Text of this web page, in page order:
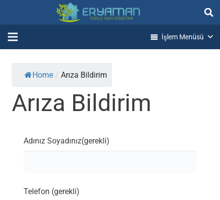
İşlem Menüsü
Home / Arıza Bildirim
Arıza Bildirim
Adınız Soyadınız(gerekli)
Telefon (gerekli)